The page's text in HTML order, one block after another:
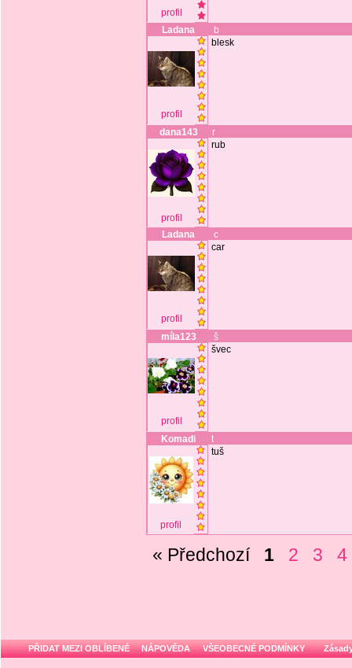
profil
Ladana b
profil
blesk
dana143 r
profil
rub
Ladana c
profil
car
míla123 š
profil
švec
Komadi t
profil
tuš
« Předchozí 1 2 3 4
PŘIDAT MEZI OBLÍBENÉ NÁPOVĚDA VŠEOBECNÉ PODMÍNKY